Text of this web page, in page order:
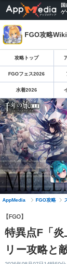
国
ゲ
FGO攻略Wiki
攻略トップ
FGOフェス2026
水着2026
AppMedia FGO攻略
【FGO】
特異点F「
リー攻略と